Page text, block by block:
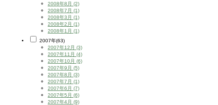
2008年8月 (2)
2008年7月 (1)
2008年3月 (1)
2008年2月 (1)
2008年1月 (1)
2007年(63)
2007年12月 (3)
2007年11月 (4)
2007年10月 (6)
2007年9月 (5)
2007年8月 (3)
2007年7月 (1)
2007年6月 (7)
2007年5月 (6)
2007年4月 (9)